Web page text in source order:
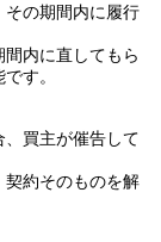
その期間内に履行
内に直してもら
す。
買主が催告して
契約そのものを解